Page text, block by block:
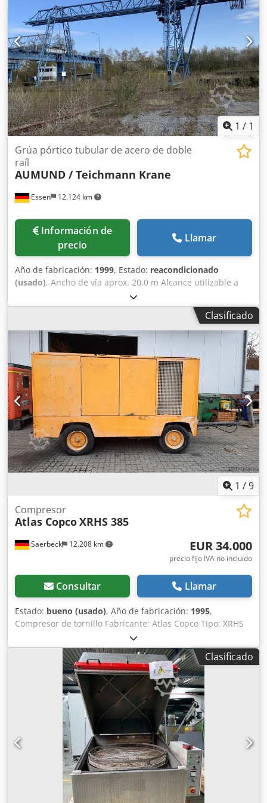
1 / 1
Essen 12.124 km
Grúa pórtico tubular de acero de doble
raíl
AUMUND / Teichmann Krane
Información de
precio
Llamar
Año de fabricación: 1999, Estado: reacondicionado
(usado), Ancho de vía aprox. 20,0 m Alcance utilizable a
ambos lados aprox. 5,0 m Altura de elevación aprox. 9,0 m
- Carro inferior de doble raíl con cordón inferior reforzado
opcionalmente con polipastos dobles 2 x 5,0 t o polipasto
simple 10,0 t - Mando a distancia por radio (el mando de la
cabina puede montarse posteriormente) - Carros de grúa
con control de convertidor de frecuencia sin
escalonamiento Djdpsmdrwkefx Akvjck
Clasificado
1 /9
Saerbeck 12.208 km
Compresor
Atlas CopcoXRHS 385
EUR 34.000
precio fijo IVA no incluído
Consultar Llamar
Estado: bueno (usado), Año de fabricación: 1995,
Compresor de tornillo Fabricante: Atlas Copco Tipo: XRHS
385 Año de fabricación: 1995 Horas de funcionamiento:
aprox. 12.865 h Presión de salida: 20 bar Potencia: 224 kW
Motor: OM441LA Dcjdpfx Aevi Hplskvok Peso: 5,8 toneladas
Clasificado